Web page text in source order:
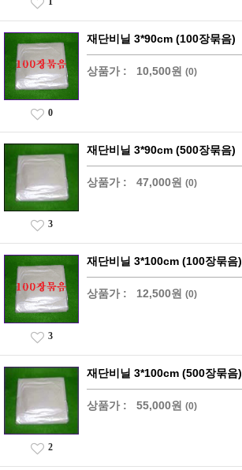
재단비닐 3*90cm (100장묶음)
상품가 : 10,500원 (0)
0
재단비닐 3*90cm (500장묶음)
상품가 : 47,000원 (0)
3
재단비닐 3*100cm (100장묶음)
상품가 : 12,500원 (0)
3
재단비닐 3*100cm (500장묶음)
상품가 : 55,000원 (0)
2